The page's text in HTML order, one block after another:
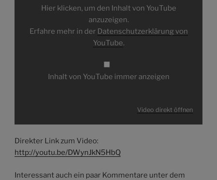
Hier klicken, um den Inhalt von YouTube
anzuzeigen.
Erfahre mehr in der Datenschutzerklärung von
YouTube.
Inhalt von YouTube immer anzeigen
Video direkt öffnen
Direkter Link zum Video:
http://youtu.be/DWynJkN5HbQ
Interessant auch ein paar Kommentare unter dem